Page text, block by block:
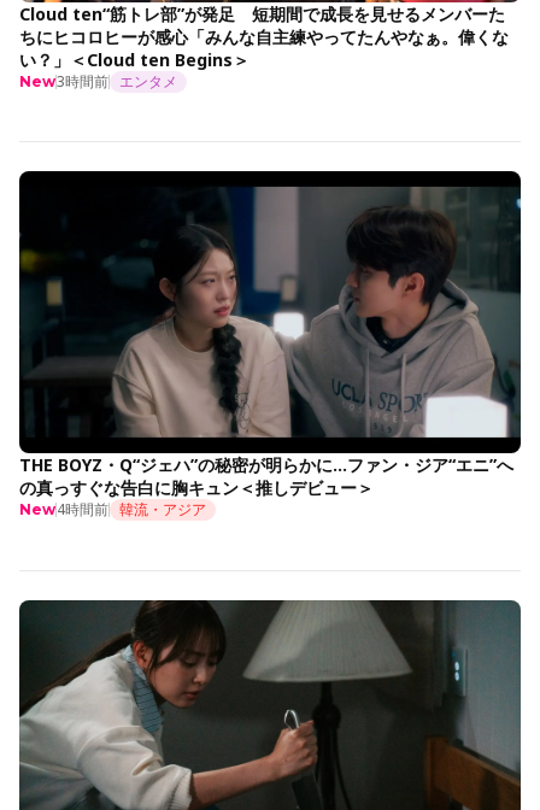
Cloud ten“筋トレ部”が発足 短期間で成長を見せるメンバーた
ちにヒコロヒーが感心「みんな自主練やってたんやなぁ。偉くな
い？」＜Cloud ten Begins＞
New3時間前 エンタメ
THE BOYZ・Q“ジェハ”の秘密が明らかに…ファン・ジア“エニ”へ
の真っすぐな告白に胸キュン＜推しデビュー＞
New4時間前 韓流・アジア